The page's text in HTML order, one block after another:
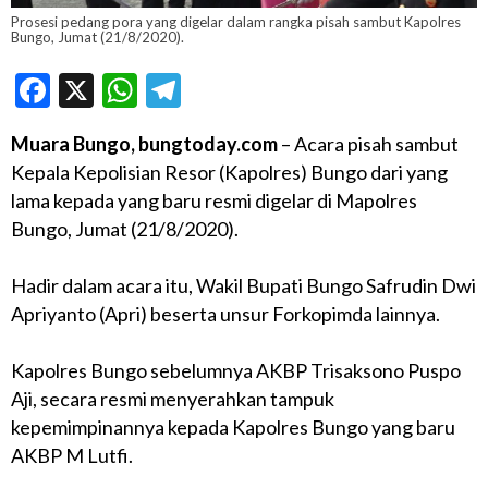
Prosesi pedang pora yang digelar dalam rangka pisah sambut Kapolres
Bungo, Jumat (21/8/2020).
Facebook
X WhatsApp
Muara Bungo, bungtoday.com– Acara pisah sambut
Kepala Kepolisian Resor (Kapolres) Bungo dari yang
lama kepada yang baru resmi digelar di Mapolres
Bungo, Jumat (21/8/2020).
Hadir dalam acara itu, Wakil Bupati Bungo Safrudin Dwi
Apriyanto (Apri) beserta unsur Forkopimda lainnya.
Kapolres Bungo sebelumnya AKBP Trisaksono Puspo
Aji, secara resmi menyerahkan tampuk
kepemimpinannya kepada Kapolres Bungo yang baru
AKBP M Lutfi.